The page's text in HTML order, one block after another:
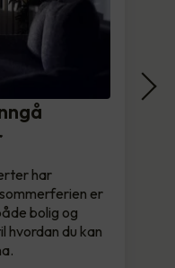
har
er
bolig og
hvordan du kan